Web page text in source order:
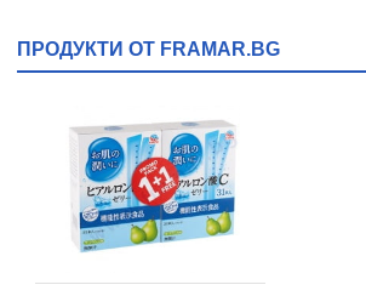
ПРОДУКТИ ОТ FRAMAR.BG